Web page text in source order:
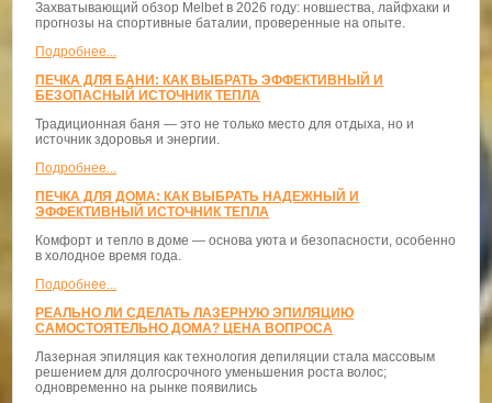
Захватывающий обзор Melbet в 2026 году: новшества, лайфхаки и
прогнозы на спортивные баталии, проверенные на опыте.
Подробнее...
ПЕЧКА ДЛЯ БАНИ: КАК ВЫБРАТЬ ЭФФЕКТИВНЫЙ И
БЕЗОПАСНЫЙ ИСТОЧНИК ТЕПЛА
Традиционная баня — это не только место для отдыха, но и
источник здоровья и энергии.
Подробнее...
ПЕЧКА ДЛЯ ДОМА: КАК ВЫБРАТЬ НАДЕЖНЫЙ И
ЭФФЕКТИВНЫЙ ИСТОЧНИК ТЕПЛА
Комфорт и тепло в доме — основа уюта и безопасности, особенно
в холодное время года.
Подробнее...
РЕАЛЬНО ЛИ СДЕЛАТЬ ЛАЗЕРНУЮ ЭПИЛЯЦИЮ
САМОСТОЯТЕЛЬНО ДОМА? ЦЕНА ВОПРОСА
Лазерная эпиляция как технология депиляции стала массовым
решением для долгосрочного уменьшения роста волос;
одновременно на рынке появились